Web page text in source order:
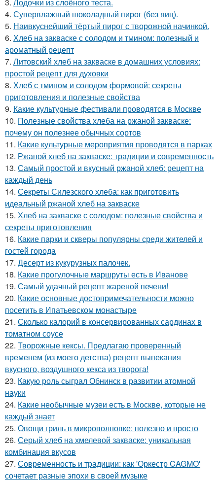
3. Лодочки из слоёного теста.
4. Супервлажный шоколадный пирог (без яиц).
5. Наивкуснейший тёртый пирог с творожной начинкой.
6. Хлеб на закваске с солодом и тмином: полезный и
ароматный рецепт
7. Литовский хлеб на закваске в домашних условиях:
простой рецепт для духовки
8. Хлеб с тмином и солодом формовой: секреты
приготовления и полезные свойства
9. Какие культурные фестивали проводятся в Москве
10. Полезные свойства хлеба на ржаной закваске:
почему он полезнее обычных сортов
11. Какие культурные мероприятия проводятся в парках
12. Ржаной хлеб на закваске: традиции и современность
13. Самый простой и вкусный ржаной хлеб: рецепт на
каждый день
14. Секреты Силезского хлеба: как приготовить
идеальный ржаной хлеб на закваске
15. Хлеб на закваске с солодом: полезные свойства и
секреты приготовления
16. Какие парки и скверы популярны среди жителей и
гостей города
17. Десерт из кукурузных палочек.
18. Какие прогулочные маршруты есть в Иванове
19. Самый удачный рецепт жареной печени!
20. Какие основные достопримечательности можно
посетить в Ипатьевском монастыре
21. Сколько калорий в консервированных сардинах в
томатном соусе
22. Творожные кексы. Предлагаю проверенный
временем (из моего детства) рецепт выпекания
вкусного, воздушного кекса из творога!
23. Какую роль сыграл Обнинск в развитии атомной
науки
24. Какие необычные музеи есть в Москве, которые не
каждый знает
25. Овощи гриль в микроволновке: полезно и просто
26. Серый хлеб на хмелевой закваске: уникальная
комбинация вкусов
27. Современность и традиции: как 'Оркестр CAGMO'
сочетает разные эпохи в своей музыке